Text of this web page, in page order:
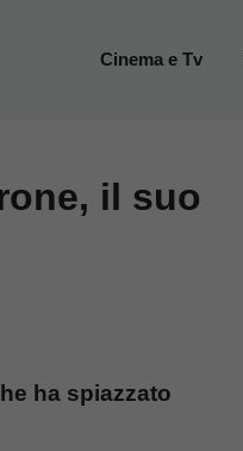
Cinema e Tv
il suo
ha spiazzato